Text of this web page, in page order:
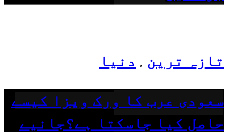
تازہ ترین , دنیا
سعودی عرب کا ورک ویزا کیسے
حاصل کیا جاسکتا ہے؟جانیے